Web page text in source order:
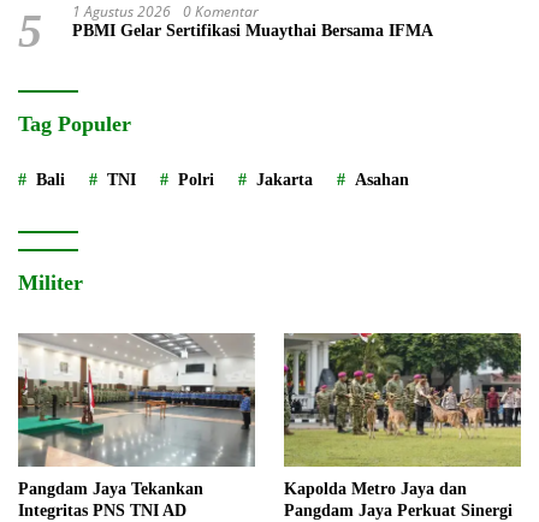
5 1 Agustus 2026 0 Komentar
PBMI Gelar Sertifikasi Muaythai Bersama IFMA
Tag Populer
Bali TNI Polri Jakarta Asahan
Militer
Pangdam Jaya Tekankan
Integritas PNS TNI AD
Kapolda Metro Jaya dan
Pangdam Jaya Perkuat Sinergi